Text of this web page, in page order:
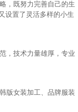
，既努力完善自己的生
设置了灵活多样的小生
，技术力量雄厚，专业
版女装加工、品牌服装